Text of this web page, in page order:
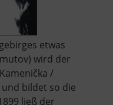
etwas
wird der
/
bildet so die
ließ der